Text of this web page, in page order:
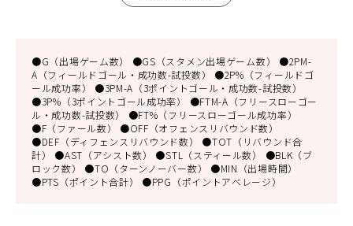
●G（出場ゲーム数） ●GS（スタメン出場ゲーム数） ●2PM-
A（フィールドゴール・成功数-試投数） ●2P%（フィールドゴ
ール成功率） ●3PM-A（3ポイントゴール・成功数-試投数）
●3P%（3ポイントゴール成功率） ●FTM-A（フリースローゴー
ル・成功数-試投数） ●FT%（フリースローゴール成功率）
●F（ファール数） ●OFF（オフェンスリバウンド数）
●DEF（ディフェンスリバウンド数） ●TOT（リバウンド合
計） ●AST（アシスト数） ●STL（スティール数） ●BLK（ブ
ロック数） ●TO（ターンノーバー数） ●MIN（出場時間）
●PTS（ポイント合計） ●PPG（ポイントアベレージ）